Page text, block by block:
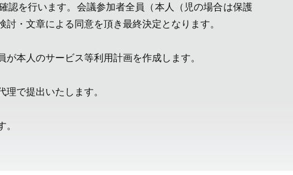
認を行います。会議参加者全員（本人（児の場合は保護
・文章による同意を頂き最終決定となります。
本人のサービス等利用計画を作成します。
で提出いたします。
。